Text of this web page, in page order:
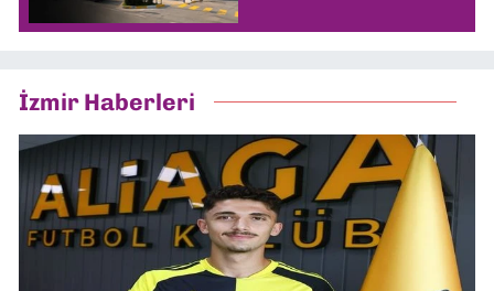
İzmir Haberleri